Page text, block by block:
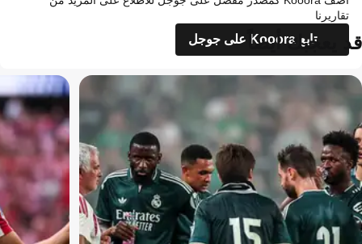
تقاريرنا
تابع Kooora على جوجل
قد يعجبك أيضاً